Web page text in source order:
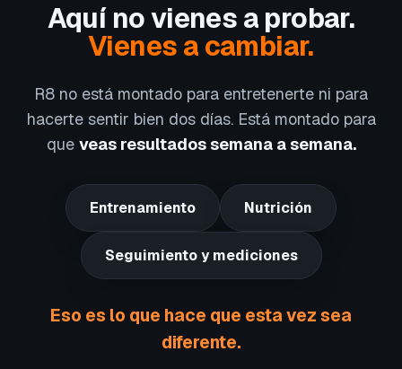
Aquí no vienes a probar.
Vienes a cambiar.
R8 no está montado para entretenerte ni para
hacerte sentir bien dos días. Está montado para
que veas resultados semana a semana.
Entrenamiento Nutrición
Seguimiento y mediciones
Eso es lo que hace que esta vez sea
diferente.